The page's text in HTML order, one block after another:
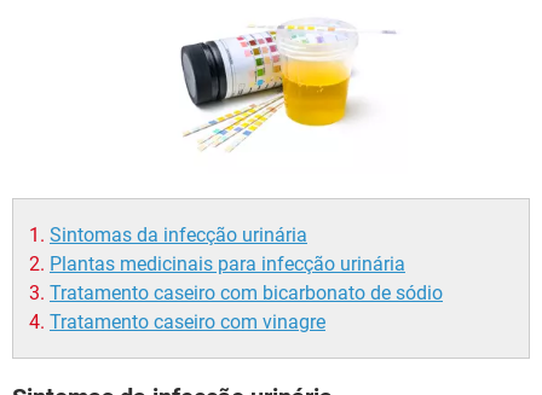
Sintomas da infecção urinária
Plantas medicinais para infecção urinária
Tratamento caseiro com bicarbonato de sódio
Tratamento caseiro com vinagre